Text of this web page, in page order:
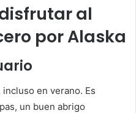
al
por Alaska
en verano. Es
un buen abrigo